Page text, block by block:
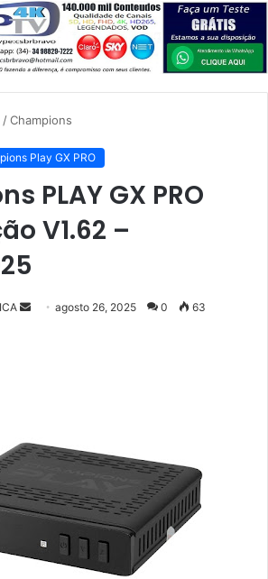
/Champions
Play GX PRO
PLAY GX PRO
V1.62 –
m
agosto 26, 2025 0 63